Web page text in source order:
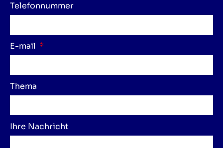
Telefonnummer
E-mail
Thema
Ihre Nachricht